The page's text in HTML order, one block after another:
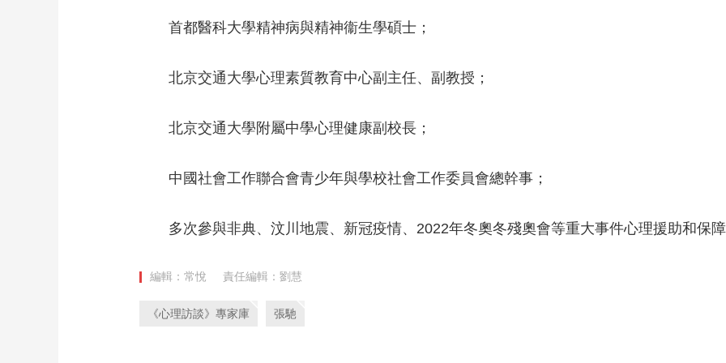
首都醫科大學精神病與精神衞生學碩士；
北京交通大學心理素質教育中心副主任、副教授；
北京交通大學附屬中學心理健康副校長；
中國社會工作聯合會青少年與學校社會工作委員會總幹事；
多次參與非典、汶川地震、新冠疫情、2022年冬奧冬殘奧會等重大事件心理援助和保
編輯：常悅 責任編輯：劉慧
《心理訪談》專家庫 張馳